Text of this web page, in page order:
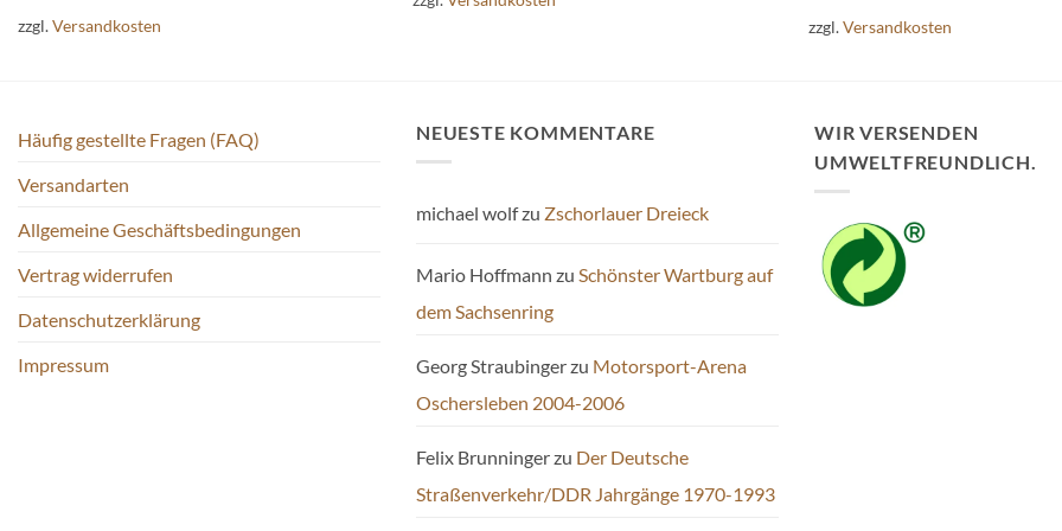
zzgl.Versandkosten
Optionen
können
der
gewählt
zzgl.Versandkosten
Häufig gestellte Fragen (FAQ)
Versandarten
Allgemeine Geschäftsbedingungen
Vertrag widerrufen
Datenschutzerklärung
Impressum
NEUESTE KOMMENTARE
michael wolfzu Zschorlauer Dreieck
Mario Hoffmann zu Schönster Wartburg auf
dem Sachsenring
Georg Straubingerzu Motorsport-Arena
Oschersleben 2004-2006
Felix Brunningerzu Der Deutsche
Straßenverkehr/DDR Jahrgänge 1970-1993
WIR VERSENDEN
UMWELTFREUNDLICH.